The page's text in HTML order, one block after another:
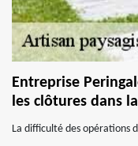
Entreprise
les clôtures dans
La difficulté des opérations